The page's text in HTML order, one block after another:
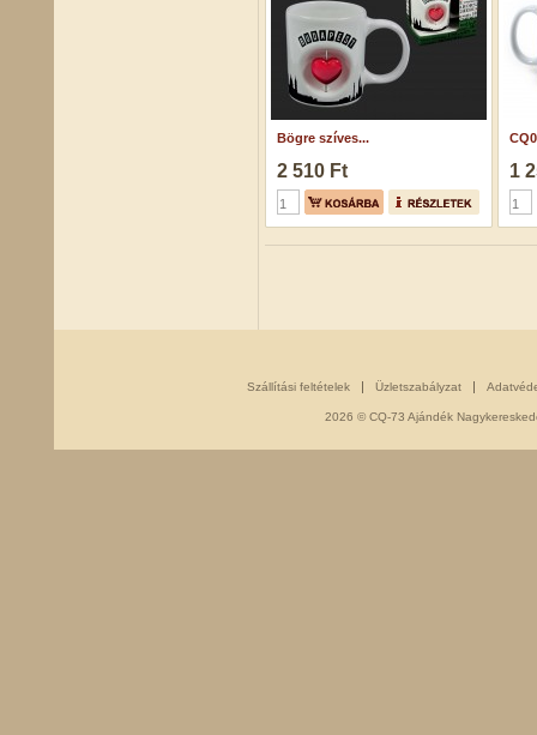
Bögre szíves...
2 510 Ft 1
Szállítási feltételek Üzletszabályzat
2026 © CQ-73 Ajándék